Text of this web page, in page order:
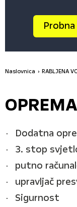
Naslovnica RABLJENA
Dodatna
3. stop
putno
upravljač
Sigurnost